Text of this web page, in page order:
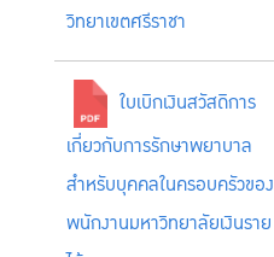
วิทยาเขตศรีราชา
ใบเบิกเงินสวัสดิการ
เกี่ยวกับการรักษาพยาบาล
สำหรับบุคคลในครอบครัวของ
พนักงานมหาวิทยาลัยเงินราย